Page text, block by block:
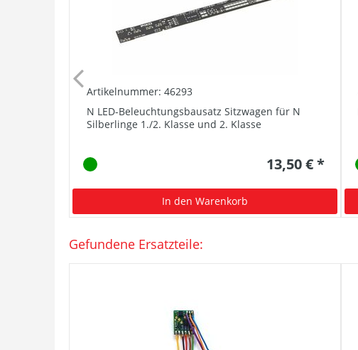
Artikelnummer: 46293
N LED-Beleuchtungsbausatz Sitzwagen für N
Silberlinge 1./2. Klasse und 2. Klasse
13,50 € *
In den Warenkorb
Gefundene Ersatzteile: